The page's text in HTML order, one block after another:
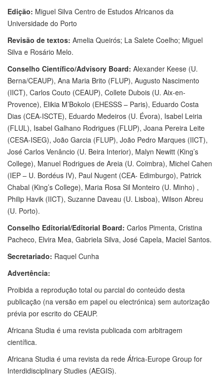
Edição: Miguel Silva Centro de Estudos Africanos da
Universidade do Porto
Revisão de textos: Amelia Queirós; La Salete Coelho; Miguel
Silva e Rosário Melo.
Conselho Científico/Advisory Board: Alexander Keese (U.
Berna/CEAUP), Ana Maria Brito (FLUP), Augusto Nascimento
(IICT), Carlos Couto (CEAUP), Collete Dubois (U. Aix-en-
Provence), Elikia M’Bokolo (EHESSS – Paris), Eduardo Costa
Dias (CEA-ISCTE), Eduardo Medeiros (U. Évora), Isabel Leiria
(FLUL), Isabel Galhano Rodrigues (FLUP), Joana Pereira Leite
(CESA-ISEG), João Garcia (FLUP), João Pedro Marques (IICT),
José Carlos Venâncio (U. Beira Interior), Malyn Newitt (King’s
College), Manuel Rodrigues de Areia (U. Coimbra), Michel Cahen
(IEP – U. Bordéus IV), Paul Nugent (CEA- Edimburgo), Patrick
Chabal (King’s College), Maria Rosa Sil Monteiro (U. Minho) ,
Philip Havik (IICT), Suzanne Daveau (U. Lisboa), Wilson Abreu
(U. Porto).
Conselho Editorial/Editorial Board: Carlos Pimenta, Cristina
Pacheco, Elvira Mea, Gabriela Silva, José Capela, Maciel Santos.
Secretariado: Raquel Cunha
Advertência:
Proibida a reprodução total ou parcial do conteúdo desta
publicação (na versão em papel ou electrónica) sem autorização
prévia por escrito do CEAUP.
Africana Studia é uma revista publicada com arbitragem
científica.
Africana Studia é uma revista da rede África-Europe Group for
Interdidisciplinary Studies (AEGIS).